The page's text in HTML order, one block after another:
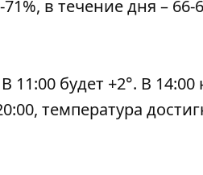
в течение дня – 66-
11:00 будет +2°. В 14:00
температура